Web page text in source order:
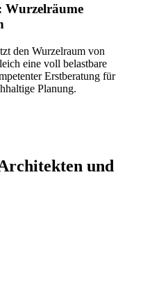
den Wurzelraum von
eine voll belastbare
Erstberatung für
Planung.
und